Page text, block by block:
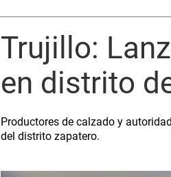
Trujillo:
en distrito
Productores de calzado y
del distrito zapatero.